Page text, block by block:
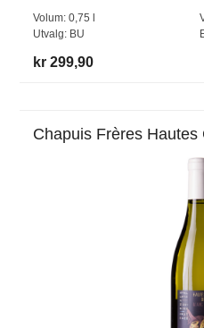
Volum:0,75
Utvalg: BU
kr 299,90
Chapuis Frères